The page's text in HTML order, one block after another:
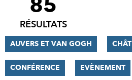
RÉSULTATS
RÉSULTATS
AUVERS ET VAN GOGH
CONFÉRENCE EVÈNEMENT